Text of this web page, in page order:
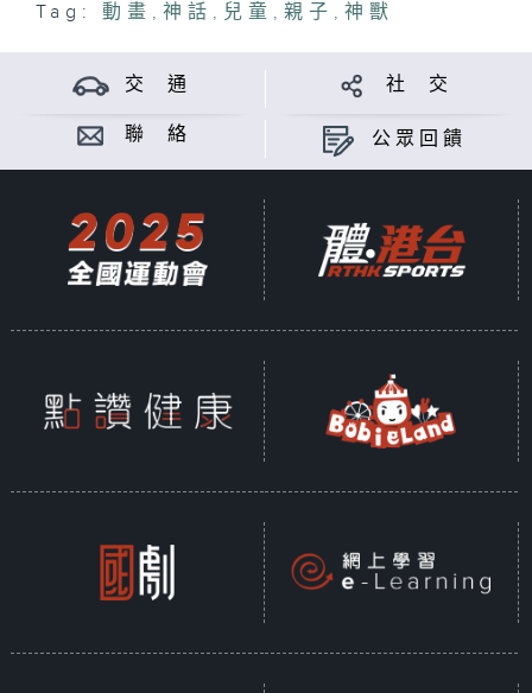
Tag: 動畫 ,神話 , 兒童 ,親子 ,神獸
交 通 社 交
聯 絡 公眾回饋